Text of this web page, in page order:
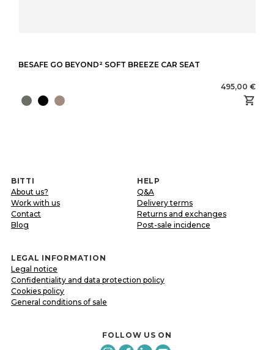
BESAFE GO BEYOND² SOFT BREEZE CAR SEAT
495,00 €
BITTI
About us?
Work with us
Contact
Blog
HELP
Q&A
Delivery terms
Returns and exchanges
Post-sale incidence
LEGAL INFORMATION
Legal notice
Confidentiality and data protection policy
Cookies policy
General conditions of sale
FOLLOW US ON